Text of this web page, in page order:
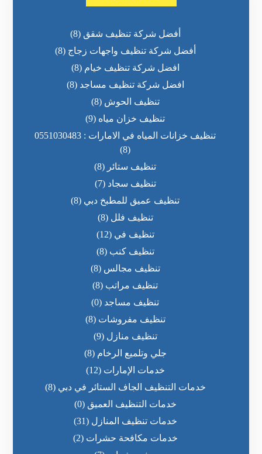
أفضل شركة تنظيف شقق (8)
أفضل شركة تنظيف واجهات زجاج (8)
افضل شركة تنظيف خيام (8)
افضل شركة تنظيف مساجد (8)
تنظيف الحوش (8)
تنظيف خزان مياه (9)
تنظيف خزانات المياه في الامارات : 0551030483
(8)
تنظيف ستائر (8)
تنظيف سجاد (7)
تنظيف عميق للمطبخ دبي (8)
تنظيف فلل (8)
تنظيف في (12)
تنظيف كنب (8)
تنظيف مجالس (8)
تنظيف مراتب (8)
تنظيف مساجد (0)
تنظيف مفروشات (8)
تنظيف منازل (9)
جلي وتلميع الرخام (8)
خدمات الإمارات (12)
خدمات التنظيف الجاف الستائر في دبي (8)
خدمات التنظيف العميق (0)
خدمات تنظيف المنازل (31)
خدمات مكافحة حشرات (2)